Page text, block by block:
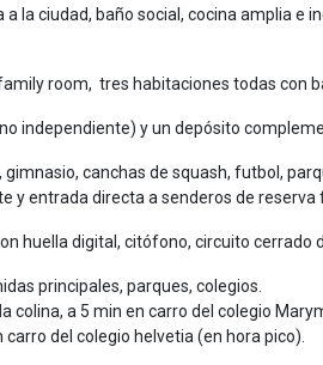
la ciudad, baño social, cocina amplia e
room, tres habitaciones todas con
independiente) y un depósito
gimnasio, canchas de squash, futbol,
y entrada directa a senderos de reserva
huella digital, citófono, circuito cerrado
principales, parques, colegios.
colina, a 5 min en carro del colegio
del colegio helvetia (en hora pico).